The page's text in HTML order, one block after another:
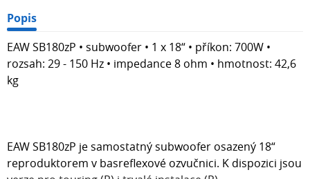
Popis
EAW SB180zP • subwoofer • 1 x 18“ • příkon: 700W •
rozsah: 29 - 150 Hz • impedance 8 ohm • hmotnost: 42,6
kg
EAW SB180zP je samostatný subwoofer osazený 18“
reproduktorem v basreflexové ozvučnici. K dispozici jsou